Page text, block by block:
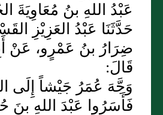
عَبْدُ اللهِ بنُ مُعَاوِيَةَ
حَدَّثَنَا عَبْدُ العَزِيْزِ
ضِرَارُ بنُ عَمْرٍو، عَنْ
قَالَ:
وَجَّهَ عُمَرُ جَيْشاً إِلَى
فَأَسَرُوا عَبْدَ اللهِ بنَ